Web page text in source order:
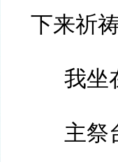
下来祈祷
我坐
主祭